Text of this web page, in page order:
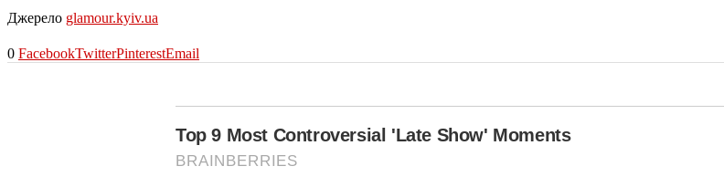
Джерело glamour.kyiv.ua
0 FacebookTwitterPinterestEmail